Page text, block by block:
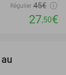
Régulier 45€
27,50€